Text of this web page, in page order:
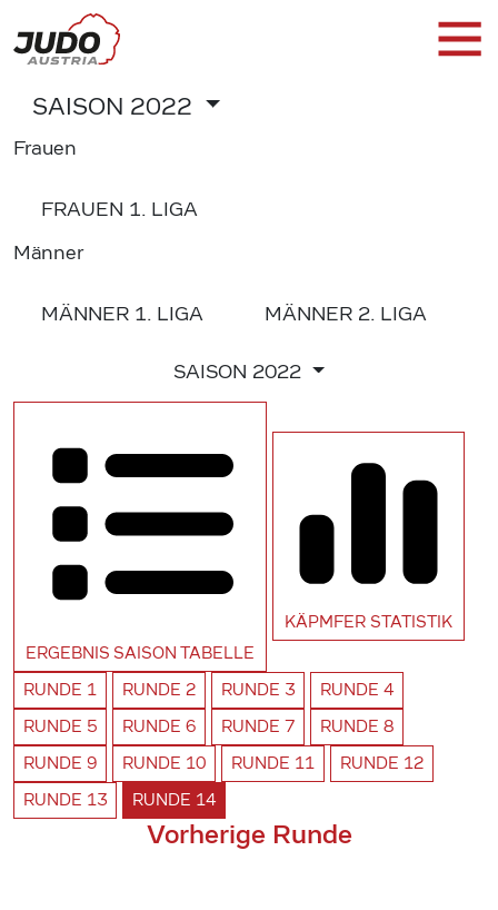
SAISON 2022
Frauen
FRAUEN 1. LIGA
Männer
MÄNNER 1. LIGA MÄNNER 2. LIGA
SAISON 2022
ERGEBNIS SAISON TABELLE
KÄPMFER STATISTIK
RUNDE 1 RUNDE 2 RUNDE 3 RUNDE 4
RUNDE 5 RUNDE 6 RUNDE 7 RUNDE 8
RUNDE 9 RUNDE 10 RUNDE 11 RUNDE 12
RUNDE 13 RUNDE 14
Vorherige Runde